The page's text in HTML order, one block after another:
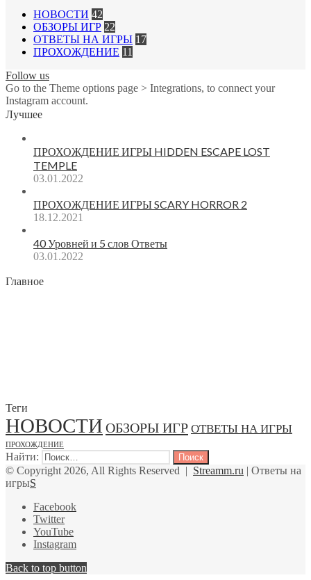
НОВОСТИ 42
ОБЗОРЫ ИГР 22
ОТВЕТЫ НА ИГРЫ 17
ПРОХОЖДЕНИЕ 11
Follow us
Go to the Theme options page > Integrations, to connect your
Instagram account.
Лучшее
ПРОХОЖДЕНИЕ ИГРЫ HIDDEN ESCAPE LOST
TEMPLE
03.01.2022
ПРОХОЖДЕНИЕ ИГРЫ SCARY HORROR 2
18.12.2021
40 Уровней и 5 слов Ответы
03.01.2022
Главное
Теги
НОВОСТИ ОБЗОРЫ ИГР ОТВЕТЫ НА ИГРЫ
ПРОХОЖДЕНИЕ
Найти:
© Copyright 2026, All Rights Reserved | Streamm.ru | Ответы на
игрыS
Facebook
Twitter
YouTube
Instagram
Back to top button